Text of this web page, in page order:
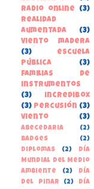
Radio online
(3)
Realidad
Aumentada
(3)
Viento madera
(3)
escuela
pública
(3)
familias de
instrumentos
(3)
incredibox
(3) percusión (3)
viento
(3)
Abecedaria
(2)
Badges
(2)
Diplomas
(2)
Día
Mundial del Medio
Ambiente
(2)
Día
del Pinar
(2)
Día